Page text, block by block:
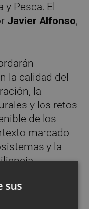
y Pesca. El
Javier Alfonso,
la calidad del
la
y los retos
de los
marcado
y la
también el
y comunidad
sus